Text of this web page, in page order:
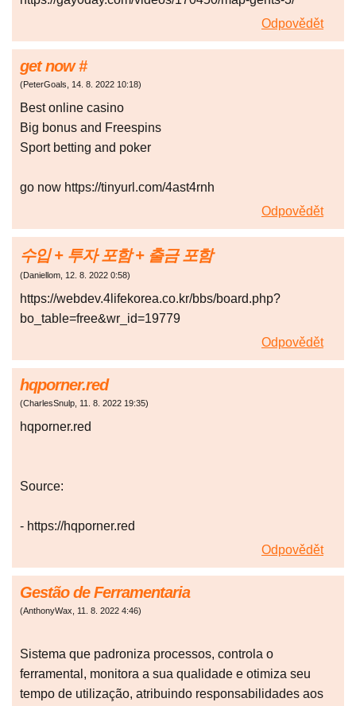
Odpovědět
gеt nоw #
(PeterGoals, 14. 8. 2022 10:18)
Best onlіnе саsіno
Bіg bоnus аnd Frееsріns
Spоrt bеttіng аnd pоkеr
go now https://tinyurl.com/4ast4rnh
Odpovědět
수입 + 투자 포함 + 출금 포함
(Daniellom, 12. 8. 2022 0:58)
https://webdev.4lifekorea.co.kr/bbs/board.php?
bo_table=free&wr_id=19779
Odpovědět
hqporner.red
(CharlesSnulp, 11. 8. 2022 19:35)
hqporner.red
Source:
- https://hqporner.red
Odpovědět
Gestão de Ferramentaria
(AnthonyWax, 11. 8. 2022 4:46)
Sistema que padroniza processos, controla o
ferramental, monitora a sua qualidade e otimiza seu
tempo de utilização, atribuindo responsabilidades aos